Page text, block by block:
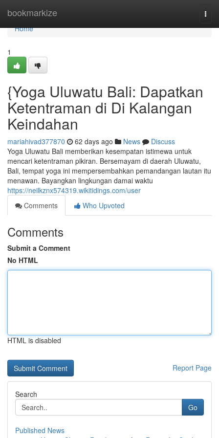
bookmarkize
Home
Home
1
{Yoga Uluwatu Bali: Dapatkan
Ketentraman di Di Kalangan
Keindahan
mariahivad377870 62 days ago News
Discuss
Yoga Uluwatu Bali memberikan kesempatan istimewa untuk
mencari ketentraman pikiran. Bersemayam di daerah Uluwatu,
Bali, tempat yoga ini mempersembahkan pemandangan lautan itu
menawan. Bayangkan lingkungan damai waktu
https://neilkznx574319.wikitidings.com/user
Comments
Who Upvoted
Comments
Submit a Comment
No HTML
HTML is disabled
Report Page
Search
Go
Published News